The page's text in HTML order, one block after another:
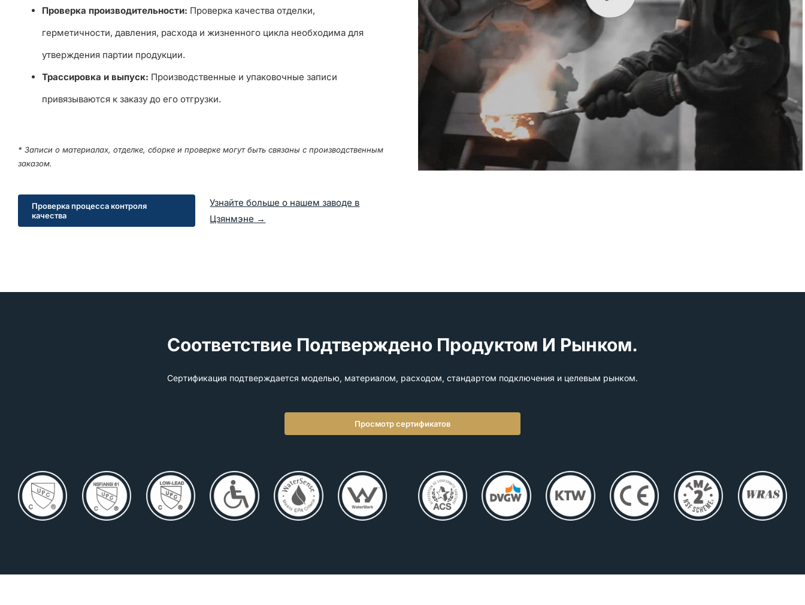
Проверка производительности: Проверка качества отделки,
герметичности, давления, расхода и жизненного цикла необходима для
утверждения партии продукции.
Трассировка и выпуск: Производственные и упаковочные записи
привязываются к заказу до его отгрузки.
* Записи о материалах, отделке, сборке и проверке могут быть связаны с производственным
заказом.
Проверка процесса контроля
качества
Узнайте больше о нашем заводе в
Цзянмэне →
Соответствие Подтверждено Продуктом И Рынком.
Сертификация подтверждается моделью, материалом, расходом, стандартом подключения и целевым рынком.
Просмотр сертификатов